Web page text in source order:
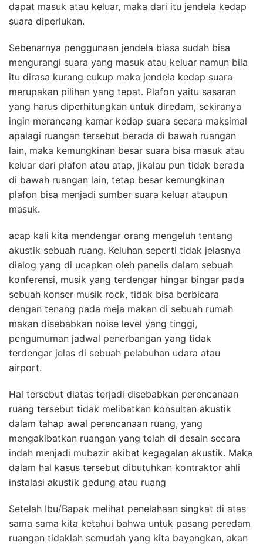
dapat masuk atau keluar, maka dari itu jendela kedap
suara diperlukan.
Sebenarnya penggunaan jendela biasa sudah bisa
mengurangi suara yang masuk atau keluar namun bila
itu dirasa kurang cukup maka jendela kedap suara
merupakan pilihan yang tepat. Plafon yaitu sasaran
yang harus diperhitungkan untuk diredam, sekiranya
ingin merancang kamar kedap suara secara maksimal
apalagi ruangan tersebut berada di bawah ruangan
lain, maka kemungkinan besar suara bisa masuk atau
keluar dari plafon atau atap, jikalau pun tidak berada
di bawah ruangan lain, tetap besar kemungkinan
plafon bisa menjadi sumber suara keluar ataupun
masuk.
acap kali kita mendengar orang mengeluh tentang
akustik sebuah ruang. Keluhan seperti tidak jelasnya
dialog yang di ucapkan oleh panelis dalam sebuah
konferensi, musik yang terdengar hingar bingar pada
sebuah konser musik rock, tidak bisa berbicara
dengan tenang pada meja makan di sebuah rumah
makan disebabkan noise level yang tinggi,
pengumuman jadwal penerbangan yang tidak
terdengar jelas di sebuah pelabuhan udara atau
airport.
Hal tersebut diatas terjadi disebabkan perencanaan
ruang tersebut tidak melibatkan konsultan akustik
dalam tahap awal perencanaan ruang, yang
mengakibatkan ruangan yang telah di desain secara
indah menjadi mubazir akibat kegagalan akustik. Maka
dalam hal kasus tersebut dibutuhkan kontraktor ahli
instalasi akustik gedung atau ruang
Setelah Ibu/Bapak melihat penelahaan singkat di atas
sama sama kita ketahui bahwa untuk pasang peredam
ruangan tidaklah semudah yang kita bayangkan, akan